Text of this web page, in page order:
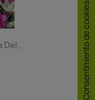
Del... Consentimiento de cookies